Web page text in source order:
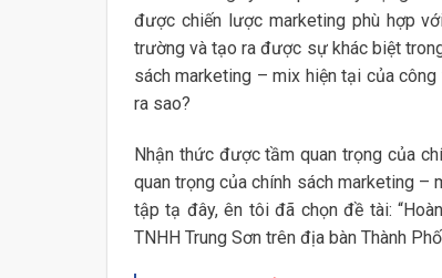
được chiến lược marketing phù hợp
trường và tạo ra được sự khác biệt
sách marketing – mix hiện tại của
ra sao?
Nhận thức được tầm quan trọng của
quan trọng của chính sách marketing –
tập tạ đây, ên tôi đã chọn đề tài:
TNHH Trung Sơn trên địa bàn Thành